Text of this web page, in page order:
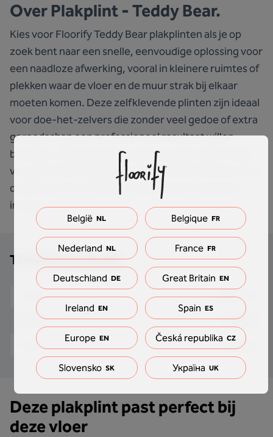
Over Plakplint - Teddy Bear.
Kies voor Floorify Teddy Bear plakplinten als je op
zoek bent naar een snelle, eenvoudige oplossing voor
een naadloze afwerking, vooral in kleinere ruimtes of
plekken waar de vloer en de muur strak bij elkaar
moeten komen. Deze zelfklevende plinten zijn ideaal
voor doe-het-zelvers die zonder veel gedoe of extra
gereedschap een professioneel resultaat willen
bereiken. Ze zijn perfect wanneer je de uniformiteit
van je Floorify Teddy Bearvloer wilt doortrekken tot in
de details, met minimale inspanning en maximale
impact.
Technische details
Lengte 2000 mm
Breedte 18 mm
Hoogte 2,5 mm
Deze plakplint past perfect bij
deze vloer
België NL Belgique FR
Nederland NL France FR
Deutschland DE Great Britain EN
Ireland EN Spain ES
Europe EN Česká republika CZ
Slovensko SK Україна UK